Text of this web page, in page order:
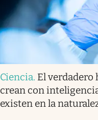
Ciencia. El verdadero
crean con
existen en la